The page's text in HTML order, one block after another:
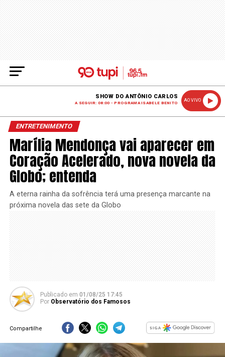
SHOW DO ANTÔNIO CARLOS
A SEGUIR: 08:00 - PROGRAMA ISABELE BENITO
AO VIVO
ENTRETENIMENTO
Marília Mendonça vai aparecer em
Coração Acelerado, nova novela da
Globo; entenda
A eterna rainha da sofrência terá uma presença marcante na
próxima novela das sete da Globo
Publicado em 01/08/25 17:45
Por Observatório dos Famosos
Compartilhe